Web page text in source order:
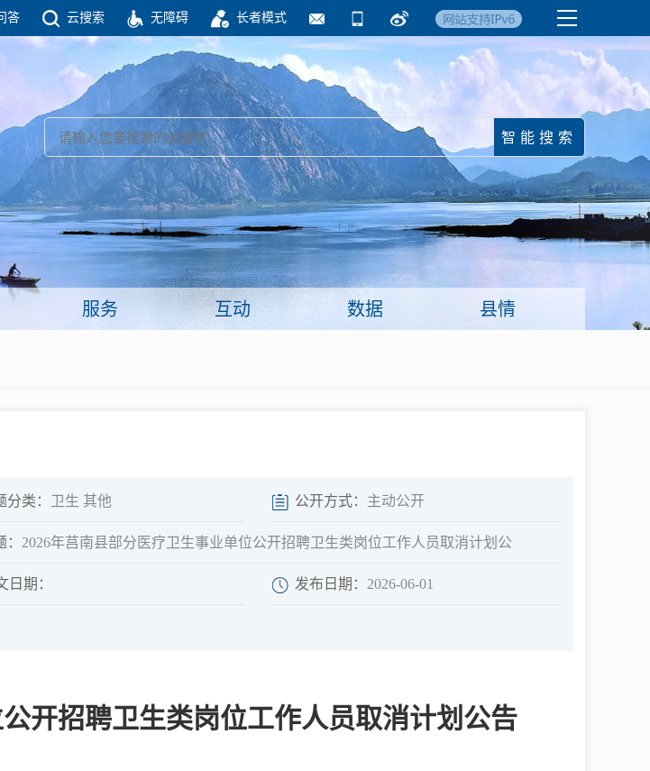
答 云搜索 无障碍 长者模式
治 公开公平 友善和谐
新闻
政务要闻 国务院要闻
部门信息 镇街信息
视频新闻 临沂日报·莒南新
闻
政府开放日 网上调查
服务 互动 数据 县情
分类： 卫生 其他 公开方式： 主动公开
2026年莒南县部分医疗卫生事业单位公开招聘卫生类岗位工作人员取消计划公
日期： 发布日期： 2026-06-01
开招聘卫生类岗位工作人员取消计划公告